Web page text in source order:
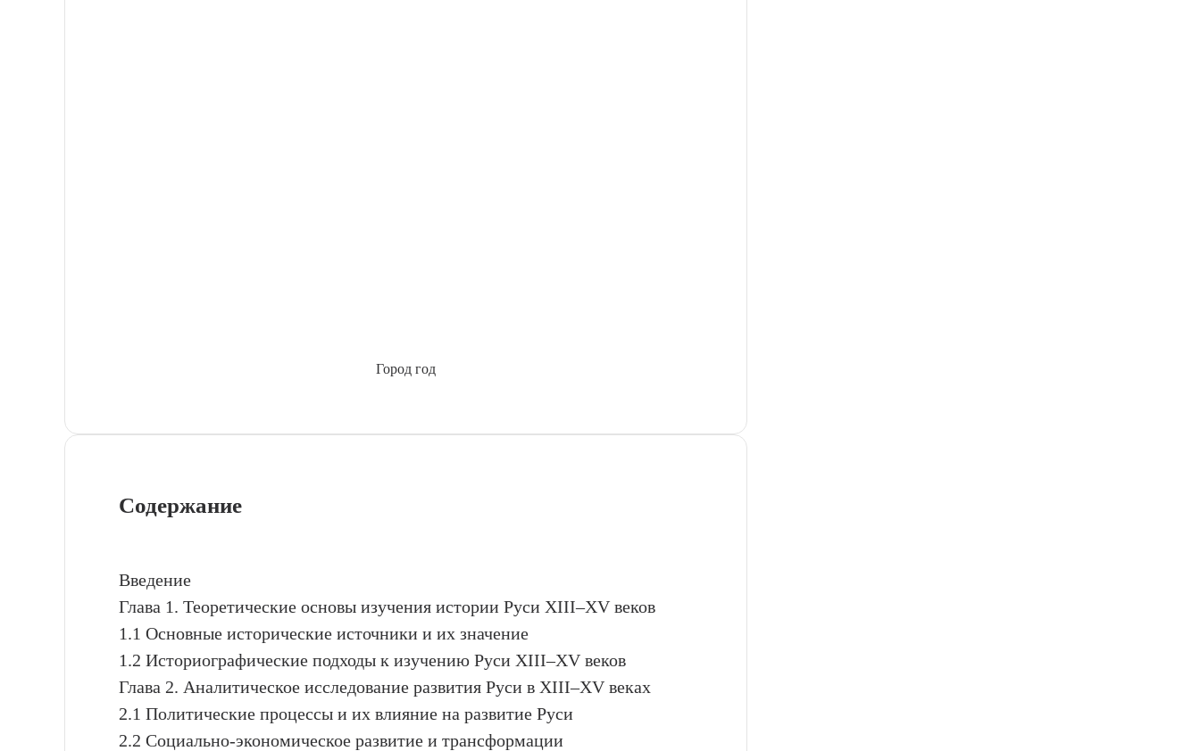
Город год
Содержание
Введение
Глава 1. Теоретические основы изучения истории Руси XIII–XV веков
1.1 Основные исторические источники и их значение
1.2 Историографические подходы к изучению Руси XIII–XV веков
Глава 2. Аналитическое исследование развития Руси в XIII–XV веках
2.1 Политические процессы и их влияние на развитие Руси
2.2 Социально-экономическое развитие и трансформации